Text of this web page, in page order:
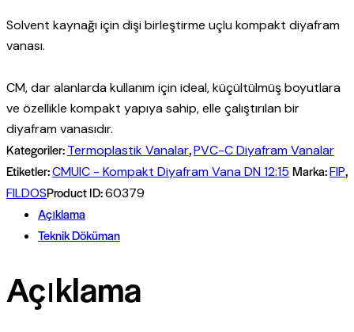
Solvent kaynağı için dişi birleştirme uçlu kompakt diyafram
vanası.
CM, dar alanlarda kullanım için ideal, küçültülmüş boyutlara
ve özellikle kompakt yapıya sahip, elle çalıştırılan bir
diyafram vanasıdır.
Kategoriler:Termoplastik Vanalar,PVC-C Diyafram Vanalar
Etiketler:CMUIC - Kompakt Diyafram Vana DN 12:15 Marka:FIP,
FILDOSProduct ID:60379
Açıklama
Teknik Döküman
Açıklama